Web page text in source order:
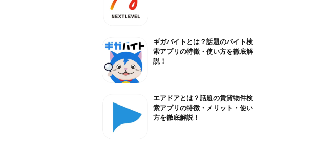
ギガバイトとは？話題のバイト検
索アプリの特徴・使い方を徹底解
説！
エアドアとは？話題の賃貸物件検
索アプリの特徴・メリット・使い
方を徹底解説！